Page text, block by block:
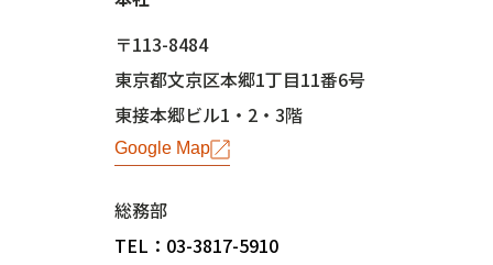
〒113-8484
東京都文京区本郷1丁目11番6号
東接本郷ビル1・2・3階
Google Map
総務部
TEL：03-3817-5910